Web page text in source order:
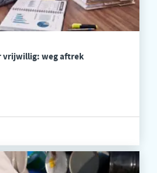
vrijwillig: weg aftrek